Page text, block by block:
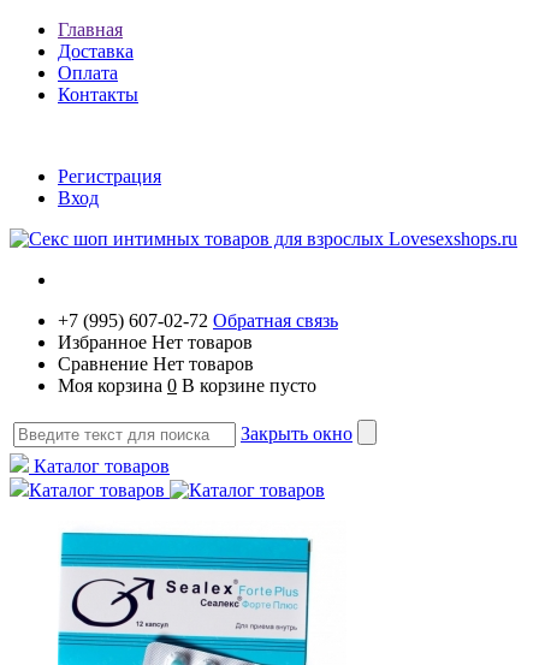
Главная
Доставка
Оплата
Контакты
Регистрация
Вход
+7 (995) 607-02-72 Обратная связь
Избранное Нет товаров
Сравнение Нет товаров
Моя корзина 0 В корзине пусто
Закрыть окно
Каталог товаров
Каталог товаров